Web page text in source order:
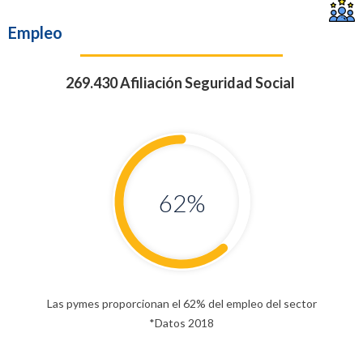
Empleo
269.430 Afiliación Seguridad Social
62%
Las pymes proporcionan el 62% del empleo del sector
*Datos 2018